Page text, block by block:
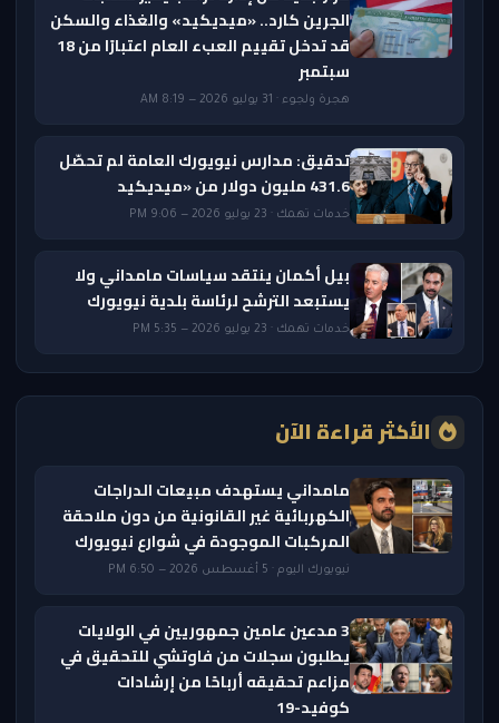
الجرين كارد.. «ميديكيد» والغذاء والسكن
قد تدخل تقييم العبء العام اعتبارًا من 18
سبتمبر
هجرة ولجوء · 31 يوليو 2026 — 8:19 AM
تدقيق: مدارس نيويورك العامة لم تحصّل
431.6 مليون دولار من «ميديكيد
خدمات تهمك · 23 يوليو 2026 — 9:06 PM
بيل أكمان ينتقد سياسات مامداني ولا
يستبعد الترشح لرئاسة بلدية نيويورك
خدمات تهمك · 23 يوليو 2026 — 5:35 PM
الأكثر قراءة الآن
مامداني يستهدف مبيعات الدراجات
الكهربائية غير القانونية من دون ملاحقة
المركبات الموجودة في شوارع نيويورك
نيويورك اليوم · 5 أغسطس 2026 — 6:50 PM
3 مدعين عامين جمهوريين في الولايات
يطلبون سجلات من فاوتشي للتحقيق في
مزاعم تحقيقه أرباحًا من إرشادات
كوفيد-19